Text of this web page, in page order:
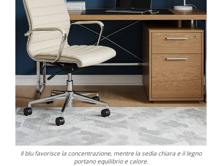
Il blu favorisce la concentrazione, mentre la sedia chiara e il legno
portano equilibrio e calore.